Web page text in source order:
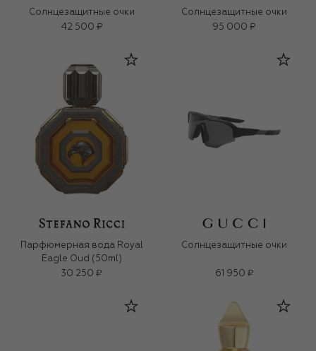
Солнцезащитные очки
42 500 ₽
Солнцезащитные очки
95 000 ₽
Парфюмерная вода Royal
Eagle Oud (50ml)
30 250 ₽
Солнцезащитные очки
61 950 ₽